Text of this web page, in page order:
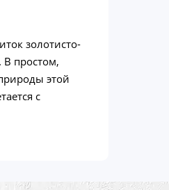
золотисто-
простом,
этой
с